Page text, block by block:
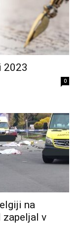
2023
0
na
zapeljal v